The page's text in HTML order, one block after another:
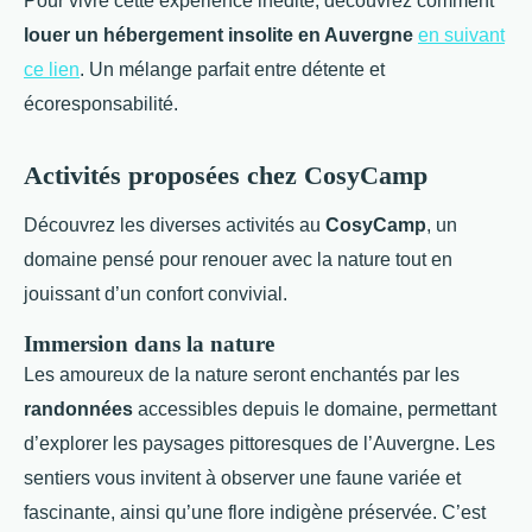
louer un hébergement insolite en Auvergne en suivant
ce lien. Un mélange parfait entre détente et
écoresponsabilité.
Activités proposées chez CosyCamp
Découvrez les diverses activités au CosyCamp, un
domaine pensé pour renouer avec la nature tout en
jouissant d’un confort convivial.
Immersion dans la nature
Les amoureux de la nature seront enchantés par les
randonnées accessibles depuis le domaine, permettant
d’explorer les paysages pittoresques de l’Auvergne. Les
sentiers vous invitent à observer une faune variée et
fascinante, ainsi qu’une flore indigène préservée. C’est